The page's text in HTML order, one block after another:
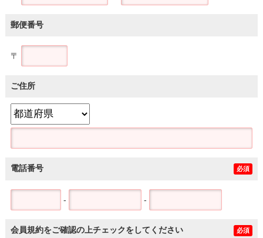
郵便番号
〒
ご住所
電話番号 必須
- -
会員規約をご確認の上チェックをしてください 必須